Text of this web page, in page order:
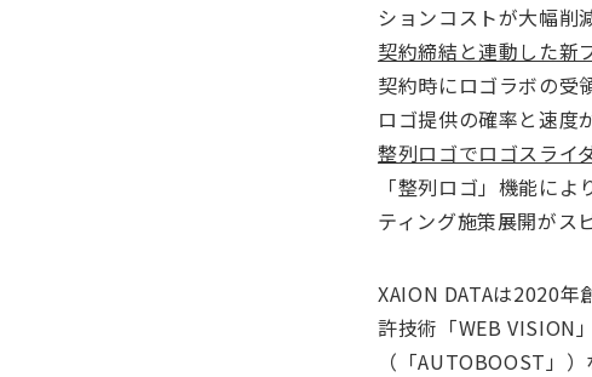
ションコストが大幅削
契約締結と連動した新
契約時にロゴラボの受
ロゴ提供の確率と速度
整列ロゴでロゴスライ
「整列ロゴ」機能に
ティング施策展開がス
XAION DATAは2020
許技術「WEB VISION
（「AUTOBOOST」